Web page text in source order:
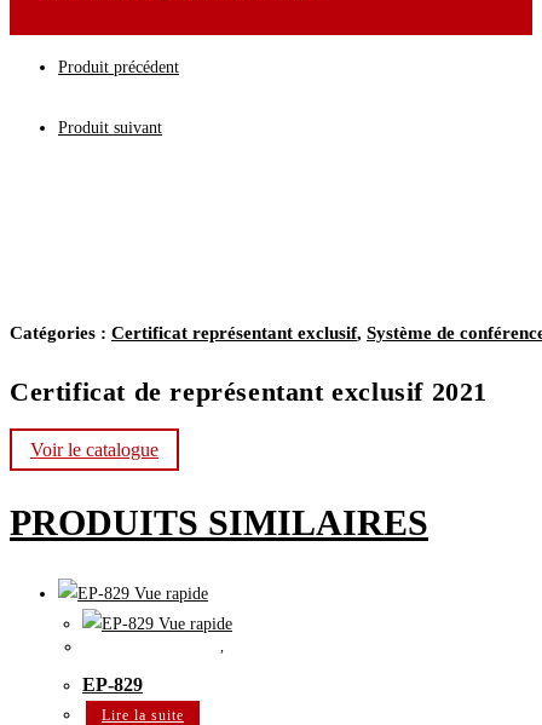
Produit précédent
Produit suivant
Catégories : Certificat représentant exclusif, Système de
Certificat de représentant exclusif 2021
Voir le catalogue
PRODUITS SIMILAIRES
Vue rapide
Vue rapide
,
EP-829
Lire la suite